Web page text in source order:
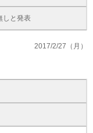
しと発表
2017/2/27（月）